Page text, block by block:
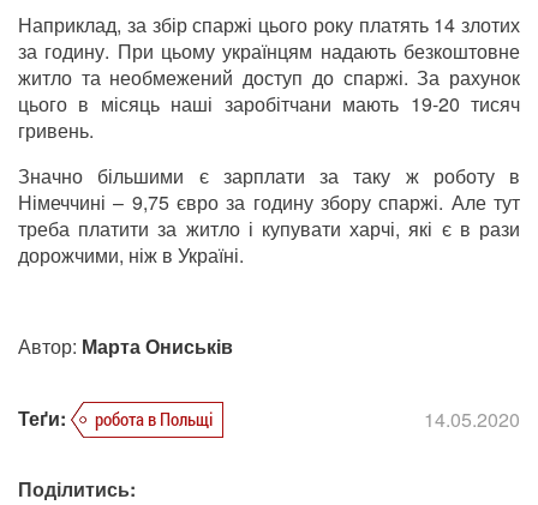
Наприклад, за збір спаржі цього року платять 14 злотих
за годину. При цьому українцям надають безкоштовне
житло та необмежений доступ до спаржі. За рахунок
цього в місяць наші заробітчани мають 19-20 тисяч
гривень.
Значно більшими є зарплати за таку ж роботу в
Німеччині – 9,75 євро за годину збору спаржі. Але тут
треба платити за житло і купувати харчі, які є в рази
дорожчими, ніж в Україні.
Автор: Марта Ониськів
Теґи: робота в Польщі 14.05.2020
Поділитись: